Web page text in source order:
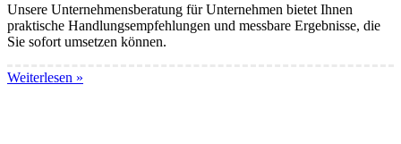
Unsere Unternehmensberatung für Unternehmen bietet Ihnen
praktische Handlungsempfehlungen und messbare Ergebnisse, die
Sie sofort umsetzen können.
Weiterlesen »